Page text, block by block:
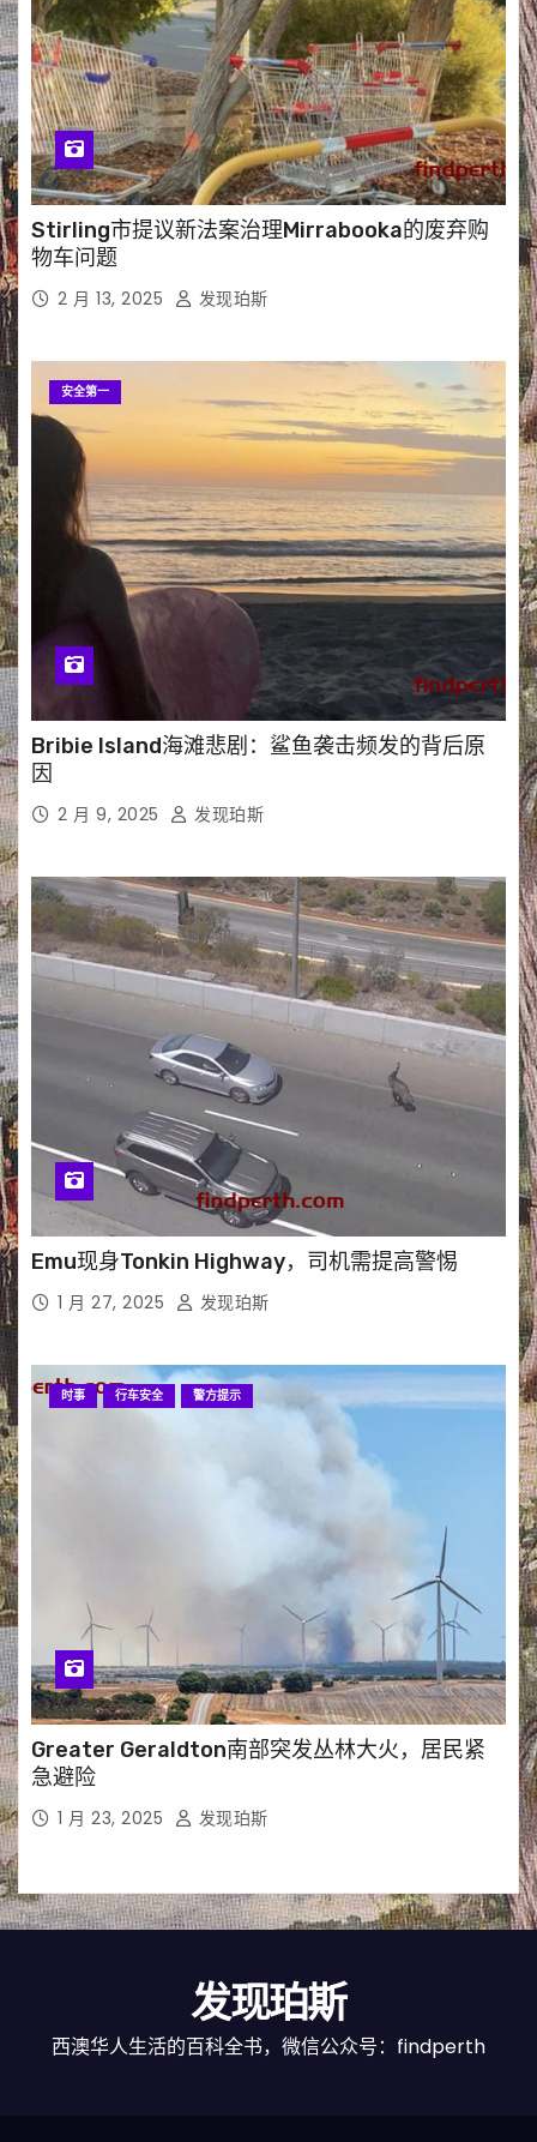
Stirling市提议新法案治理Mirrabooka的废弃购
物车问题
2 月 13, 2025 发现珀斯
安全第一
Bribie Island海滩悲剧：鲨鱼袭击频发的背后原
因
2 月 9, 2025 发现珀斯
Emu现身Tonkin Highway，司机需提高警惕
1 月 27, 2025 发现珀斯
时事 行车安全 警方提示
Greater Geraldton南部突发丛林大火，居民紧
急避险
1 月 23, 2025 发现珀斯
发现珀斯
西澳华人生活的百科全书，微信公众号：findperth